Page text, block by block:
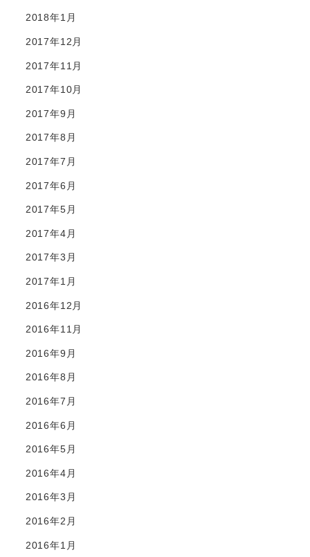
2018年1月
2017年12月
2017年11月
2017年10月
2017年9月
2017年8月
2017年7月
2017年6月
2017年5月
2017年4月
2017年3月
2017年1月
2016年12月
2016年11月
2016年9月
2016年8月
2016年7月
2016年6月
2016年5月
2016年4月
2016年3月
2016年2月
2016年1月